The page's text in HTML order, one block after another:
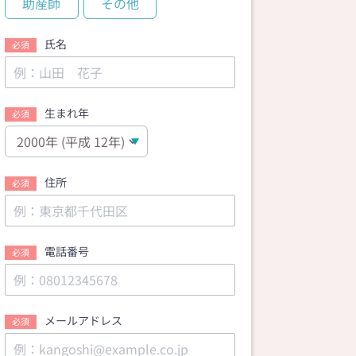
必須 氏名
必須 生まれ年
必須 住所
必須 電話番号
必須 メールアドレス